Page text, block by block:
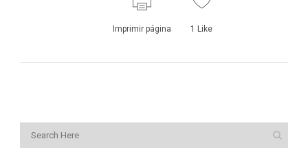
Imprimir página 1 Like